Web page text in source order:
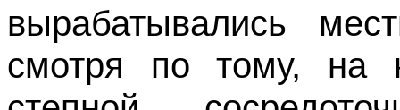
вырабатывались
смотря по тому, на